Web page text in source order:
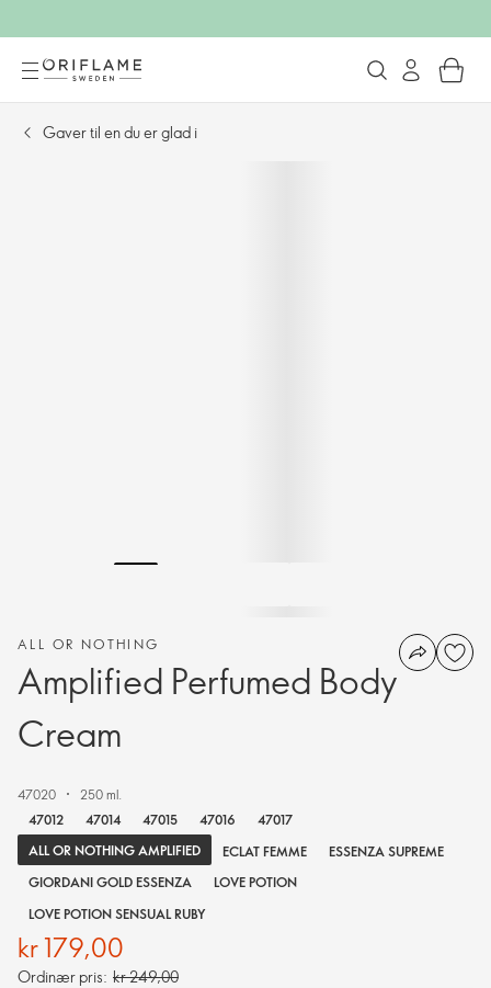
Gaver til en du er glad i
ALL OR NOTHING
Amplified Perfumed Body
Cream
47020
250 ml.
47012
47014 47015 47016
47017
ALL OR NOTHING AMPLIFIED
ECLAT FEMME
ESSENZA SUPREME
GIORDANI GOLD ESSENZA
LOVE POTION
LOVE POTION SENSUAL RUBY
kr 179,00
Ordinær pris: kr 249,00